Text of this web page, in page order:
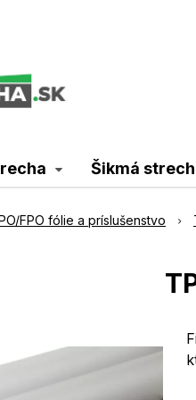
Šikmá
FPO fólie a príslušenstvo